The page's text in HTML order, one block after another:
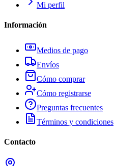
Mi perfil
Información
Medios de pago
Envíos
Cómo comprar
Cómo registrarse
Preguntas frecuentes
Términos y condiciones
Contacto